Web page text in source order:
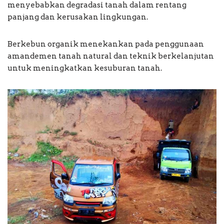
menyebabkan degradasi tanah dalam rentang
panjang dan kerusakan lingkungan.
Berkebun organik menekankan pada penggunaan
amandemen tanah natural dan teknik berkelanjutan
untuk meningkatkan kesuburan tanah.